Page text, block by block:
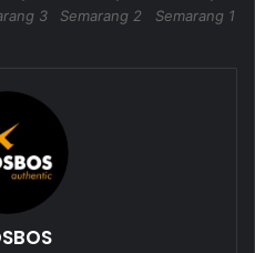
3
Semarang 2
Semarang 1